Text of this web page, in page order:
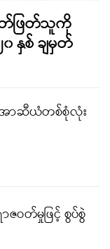
တ်ဖြတ်သူကို
နှစ် ချမှတ်
အာဆီယံတစ်စုံလုံး
ဝတ်မှုဖြင့် စွပ်စွဲ